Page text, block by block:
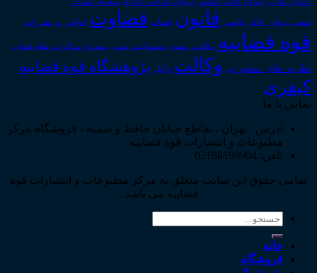
دعاوی_طاری
شعب_دیوان_عالی قاضی قانون قضات قضاوت قوانین_و_مقررات
قوه قضاییه مالکیت_معنوی مسئولیت_مدنی مشروح مذاکرات نظام قضایی
نظریه_های_مشورتی وکالت وکیل پژوهشگاه قوه قضاییه
کیفری
تماس با ما
آدرس : تهران ، تقاطع خیابان حافظ و سمیه ، فروشگاه مرکز
مطبوعات و انتشارات قوه قضاییه
تلفن: 02188199904
تمامی حقوق این سایت متعلق به مرکز مطبوعات و انتشارات قوه
قضاییه می باشد .
جستجو
خانه
فروشگاه